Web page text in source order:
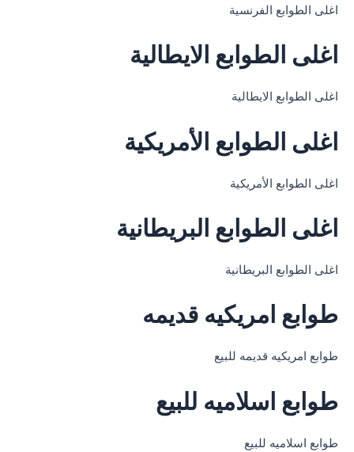
اغلى الطوابع الفرنسية
اغلى الطوابع الايطالية
اغلى الطوابع الايطالية
اغلى الطوابع الأمريكية
اغلى الطوابع الأمريكية
اغلى الطوابع البريطانية
اغلى الطوابع البريطانية
طوابع امريكيه قديمه
طوابع امريكيه قديمه للبيع
طوابع اسلاميه للبيع
طوابع اسلاميه للبيع